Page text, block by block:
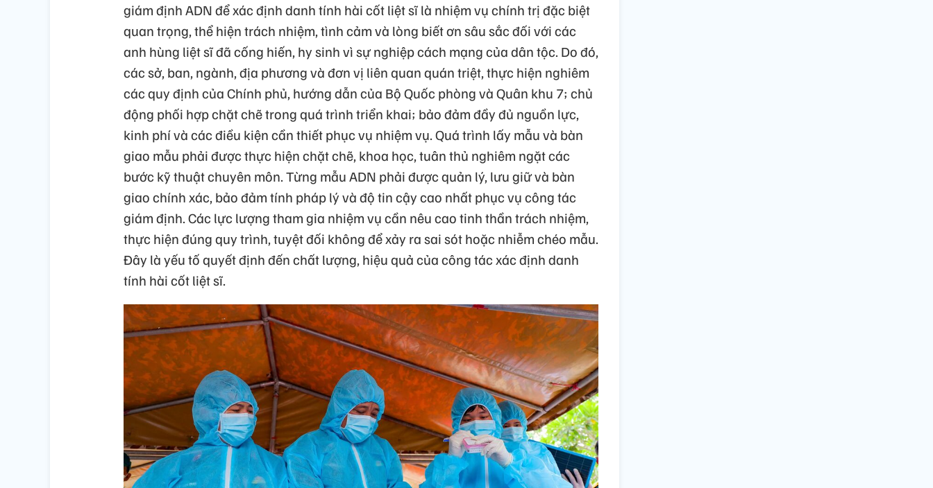
giám định ADN để xác định danh tính hài cốt liệt sĩ là nhiệm vụ chính trị đặc biệt
quan trọng, thể hiện trách nhiệm, tình cảm và lòng biết ơn sâu sắc đối với các
anh hùng liệt sĩ đã cống hiến, hy sinh vì sự nghiệp cách mạng của dân tộc. Do đó,
các sở, ban, ngành, địa phương và đơn vị liên quan quán triệt, thực hiện nghiêm
các quy định của Chính phủ, hướng dẫn của Bộ Quốc phòng và Quân khu 7; chủ
động phối hợp chặt chẽ trong quá trình triển khai; bảo đảm đầy đủ nguồn lực,
kinh phí và các điều kiện cần thiết phục vụ nhiệm vụ. Quá trình lấy mẫu và bàn
giao mẫu phải được thực hiện chặt chẽ, khoa học, tuân thủ nghiêm ngặt các
bước kỹ thuật chuyên môn. Từng mẫu ADN phải được quản lý, lưu giữ và bàn
giao chính xác, bảo đảm tính pháp lý và độ tin cậy cao nhất phục vụ công tác
giám định. Các lực lượng tham gia nhiệm vụ cần nêu cao tinh thần trách nhiệm,
thực hiện đúng quy trình, tuyệt đối không để xảy ra sai sót hoặc nhiễm chéo mẫu.
Đây là yếu tố quyết định đến chất lượng, hiệu quả của công tác xác định danh
tính hài cốt liệt sĩ.